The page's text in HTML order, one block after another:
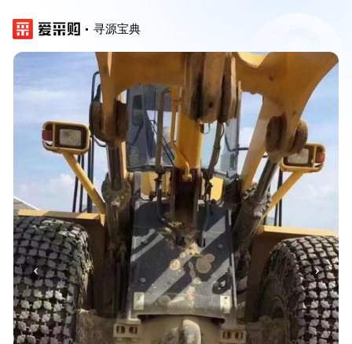
寻源宝典
‹ ›